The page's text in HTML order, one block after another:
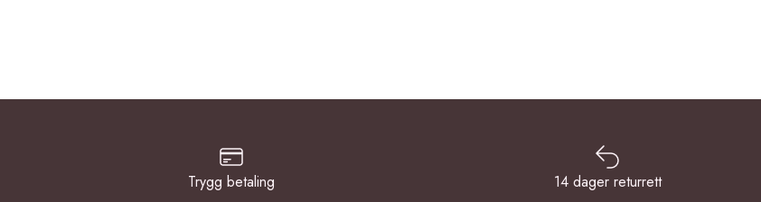
Trygg betaling 14 dager returrett